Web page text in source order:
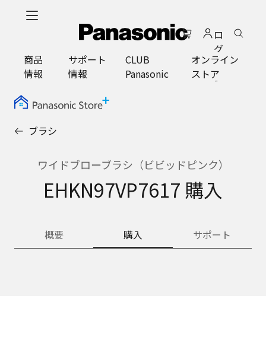
ロ
グ
イ
ン
商品
情報
サポート
情報
CLUB
Panasonic
オンライン
ストア
ブラシ
ワイドブローブラシ（ビビッドピンク）
EHKN97VP7617 購入
概要 購入 サポート